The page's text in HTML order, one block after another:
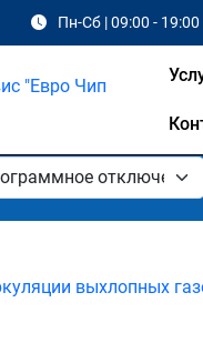
Пн-Сб | 09:00 - 19:00
выхлопных